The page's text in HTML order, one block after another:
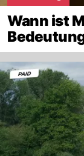
Wann ist